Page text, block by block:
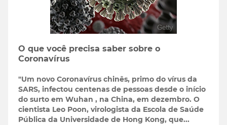
O que você precisa saber sobre o
Coronavírus
"Um novo Coronavírus chinês, primo do vírus da
SARS, infectou centenas de pessoas desde o início
do surto em Wuhan , na China, em dezembro. O
cientista Leo Poon, virologista da Escola de Saúde
Pública da Universidade de Hong Kong, que...